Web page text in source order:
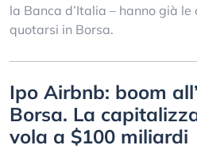
la Banca d’Italia – hanno già
quotarsi in Borsa.
Ipo Airbnb: boom
Borsa. La
vola a $100 miliardi